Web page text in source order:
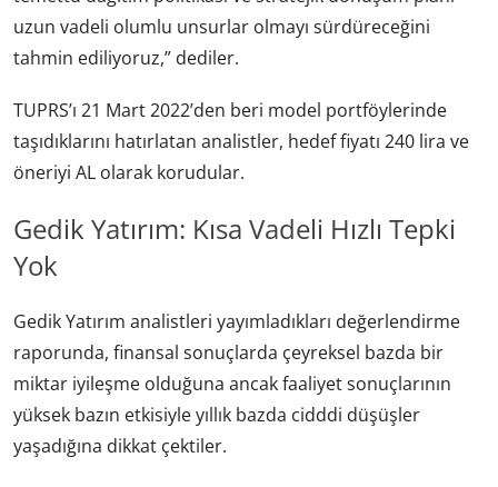
uzun vadeli olumlu unsurlar olmayı sürdüreceğini
tahmin ediliyoruz,” dediler.
TUPRS’ı 21 Mart 2022’den beri model portföylerinde
taşıdıklarını hatırlatan analistler, hedef fiyatı 240 lira ve
öneriyi AL olarak korudular.
Gedik Yatırım: Kısa Vadeli Hızlı Tepki
Yok
Gedik Yatırım analistleri yayımladıkları değerlendirme
raporunda, finansal sonuçlarda çeyreksel bazda bir
miktar iyileşme olduğuna ancak faaliyet sonuçlarının
yüksek bazın etkisiyle yıllık bazda cidddi düşüşler
yaşadığına dikkat çektiler.